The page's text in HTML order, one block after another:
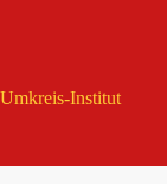
Umkreis-Institut